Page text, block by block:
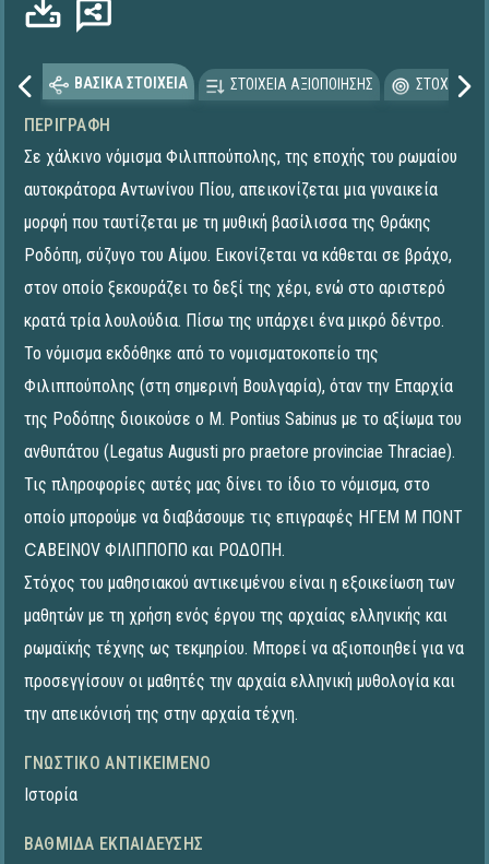
ΒΑΣΙΚΑ ΣΤΟΙΧΕΙΑ ΣΤΟΙΧΕΙΑ ΑΞΙΟΠΟΙΗΣΗΣ
ΠΕΡΙΓΡΑΦΉ
Σε χάλκινο νόμισμα Φιλιππούπολης, της εποχής του ρωμαίου
αυτοκράτορα Αντωνίνου Πίου, απεικονίζεται μια γυναικεία
μορφή που ταυτίζεται με τη μυθική βασίλισσα της Θράκης
Ροδόπη, σύζυγο του Αίμου. Εικονίζεται να κάθεται σε βράχο,
στον οποίο ξεκουράζει το δεξί της χέρι, ενώ στο αριστερό
κρατά τρία λουλούδια. Πίσω της υπάρχει ένα μικρό δέντρο.
Το νόμισμα εκδόθηκε από το νομισματοκοπείο της
Φιλιππούπολης (στη σημερινή Βουλγαρία), όταν την Επαρχία
της Ροδόπης διοικούσε ο M. Pontius Sabinus με το αξίωμα του
ανθυπάτου (Legatus Augusti pro praetore provinciae Thraciae).
Τις πληροφορίες αυτές μας δίνει το ίδιο το νόμισμα, στο
οποίο μπορούμε να διαβάσουμε τις επιγραφές ΗΓΕΜ Μ ΠΟΝΤ
ϹΑΒΕΙΝΟV ΦΙΛΙΠΠΟΠΟ και ΡΟΔΟΠΗ.
Στόχος του μαθησιακού αντικειμένου είναι η εξοικείωση των
μαθητών με τη χρήση ενός έργου της αρχαίας ελληνικής και
ρωμαϊκής τέχνης ως τεκμηρίου. Μπορεί να αξιοποιηθεί για να
προσεγγίσουν οι μαθητές την αρχαία ελληνική μυθολογία και
την απεικόνισή της στην αρχαία τέχνη.
ΓΝΩΣΤΙΚΌ ΑΝΤΙΚΕΊΜΕΝΟ
Ιστορία
ΒΑΘΜΊΔΑ ΕΚΠΑΊΔΕΥΣΗΣ